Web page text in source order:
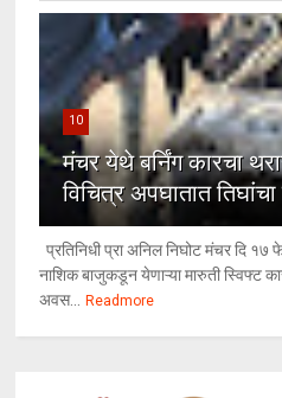
10
मंचर येथे बर्निंग कारचा
विचित्र अपघातात तिघांचा
प्रतिनिधी प्रा अनिल निघोट मंचर दि
नाशिक बाजुकडून येणाऱ्या मारुती
अवस... Readmore